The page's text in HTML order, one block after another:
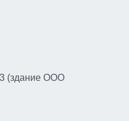
(здание ООО